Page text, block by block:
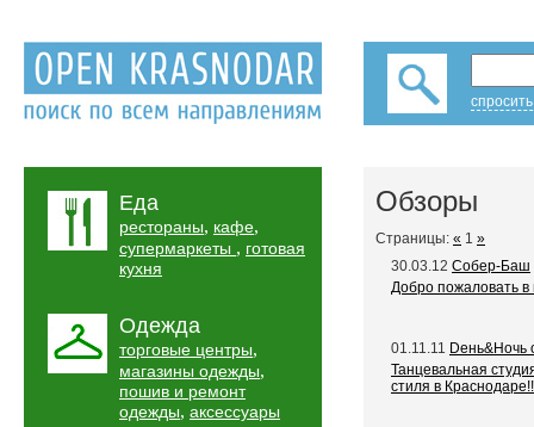
Еда
рестораны, кафе,
супермаркеты , готовая
кухня
Одежда
торговые центры,
магазины одежды,
пошив и ремонт
одежды, аксессуары
Обзоры
Страницы: « 1 »
30.03.12 Собер-Баш
Добро пожаловать
01.11.11 Dень&Ночь
Танцевальная
стиля в